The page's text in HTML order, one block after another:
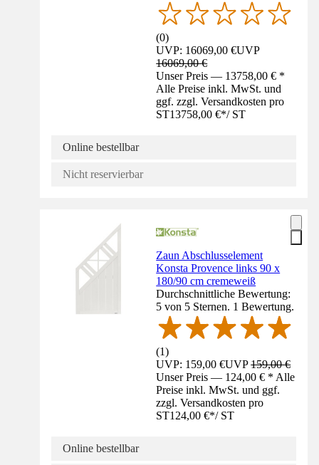
(0)
UVP: 16069,00 €UVP
16069,00 €
Unser Preis — 13758,00 € *
Alle Preise inkl. MwSt. und
ggf. zzgl. Versandkosten pro
ST13758,00 €*/ ST
Online bestellbar
Nicht reservierbar
Zaun Abschlusselement
Konsta Provence links 90 x
180/90 cm cremeweiß
Durchschnittliche Bewertung:
5 von 5 Sternen. 1 Bewertung.
(1)
UVP: 159,00 €UVP159,00 €
Unser Preis — 124,00 € * Alle
Preise inkl. MwSt. und ggf.
zzgl. Versandkosten pro
ST124,00 €*/ ST
Online bestellbar